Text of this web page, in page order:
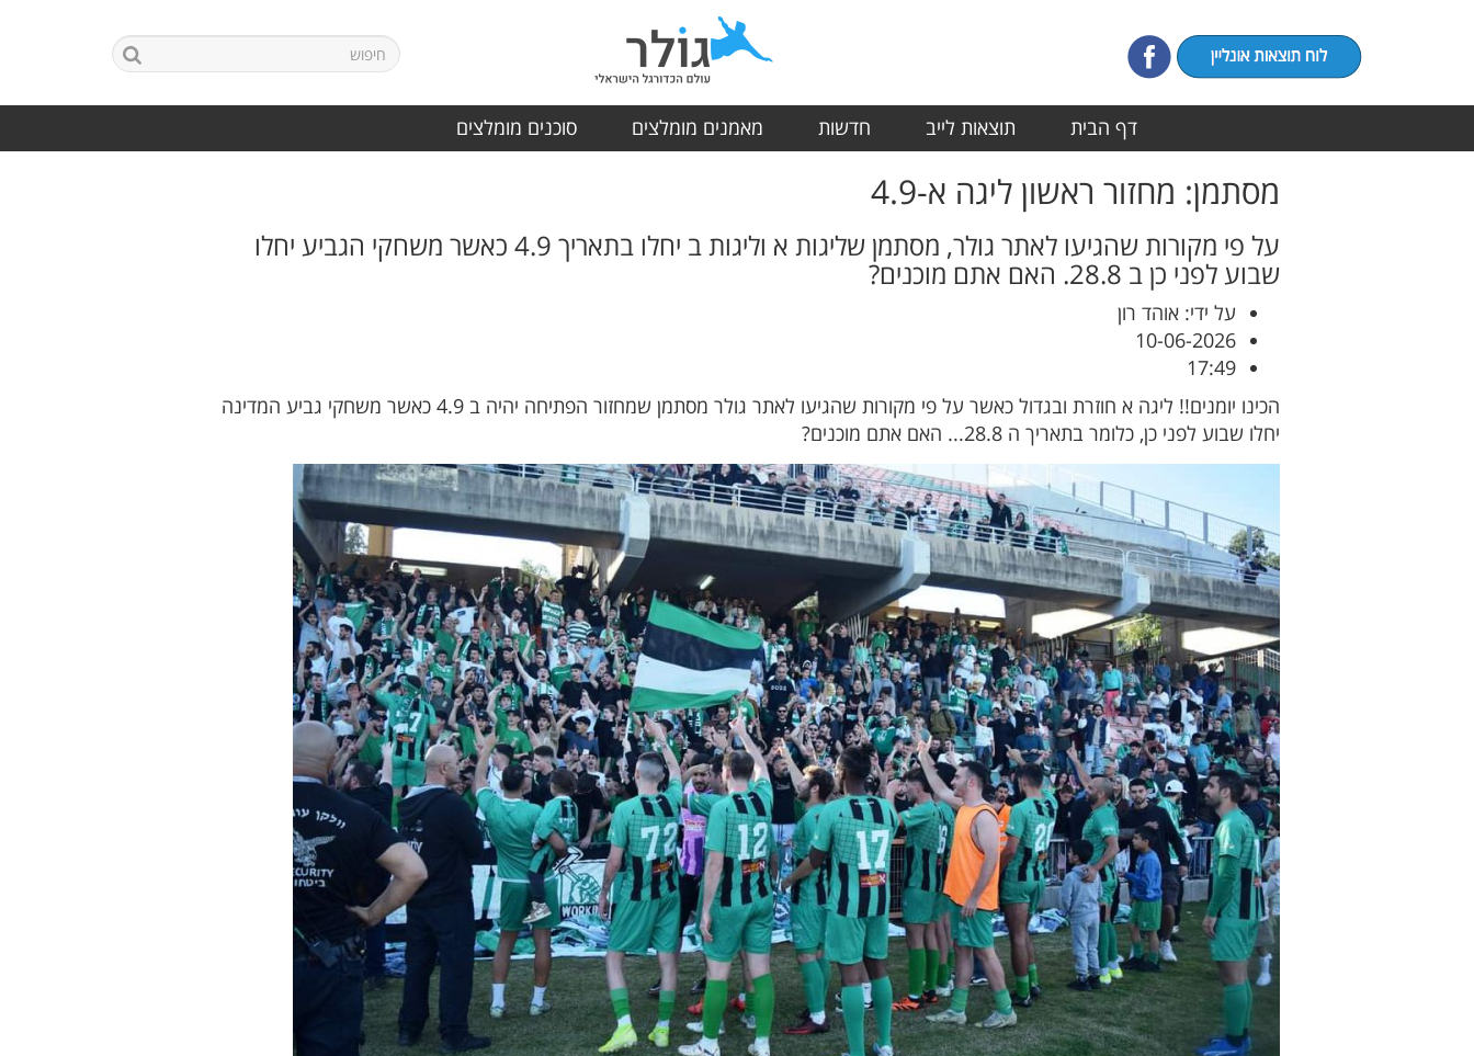
דף הבית תוצאות לייב חדשות מאמנים מומלצים סוכנים מומלצים
מסתמן: מחזור ראשון ליגה א-4.9
על פי מקורות שהגיעו לאתר גולר, מסתמן שליגות א וליגות ב יחלו בתאריך 4.9 כאשר משחקי הגביע יחלו
שבוע לפני כן ב 28.8. האם אתם מוכנים?
על ידי: אוהד רון
10-06-2026
17:49
הכינו יומנים!! ליגה א חוזרת ובגדול כאשר על פי מקורות שהגיעו לאתר גולר מסתמן שמחזור הפתיחה יהיה ב 4.9 כאשר משחקי גביע המדינה
יחלו שבוע לפני כן, כלומר בתאריך ה 28.8... האם אתם מוכנים?